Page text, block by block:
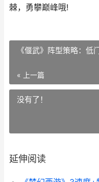
棘，勇攀巅峰哦!
《偃武》阵型策略：低
« 上一篇
没有了！
延伸阅读